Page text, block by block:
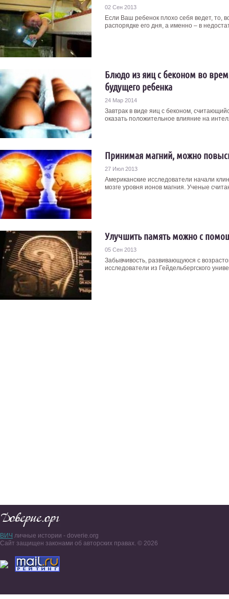
02 Сен 2013
Если Ваш ребенок плохо себя ведет, то,
распорядке его дня, а именно – в
Блюдо из яиц с беконом во
будущего ребенка
24 Мар 2014
Завтрак в виде яиц с беконом,
оказать положительное влияние на
Принимая магний, можно
27 Июл 2013
Американские исследователи начали
мозге уровня ионов магния. Ученые
Улучшить память можно с
05 Сен 2013
Забывчивость, развивающуюся с
исследователи из Гейдельбергского
ВИЧ личные истории - doverie.org
Сайт защищен законами об авторских правах. © 2026